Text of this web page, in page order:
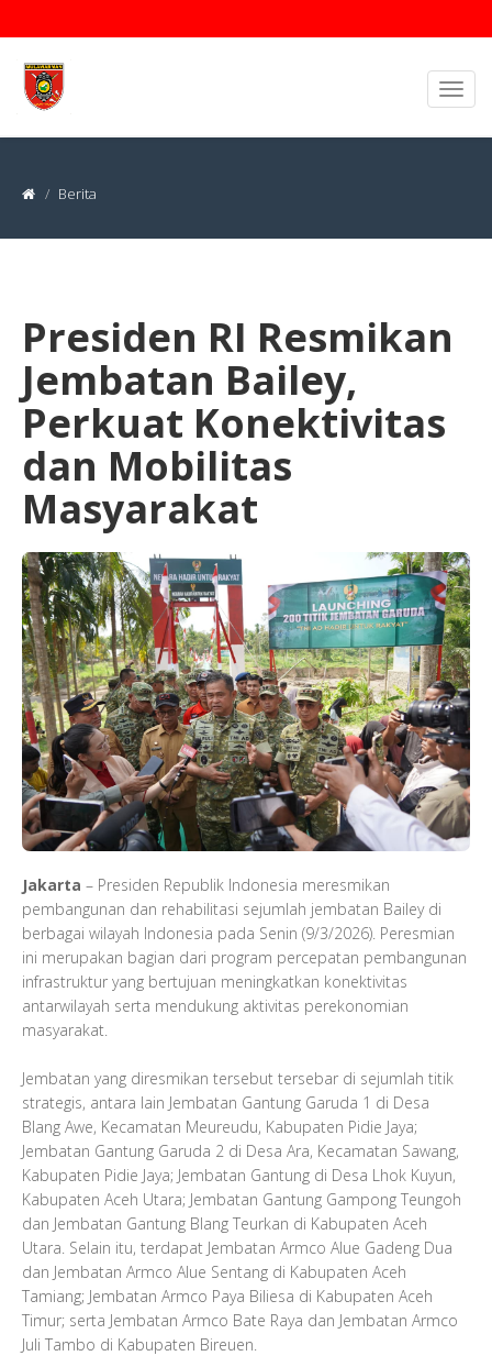
Berita
Presiden RI Resmikan
Jembatan Bailey,
Perkuat Konektivitas
dan Mobilitas
Masyarakat
Jakarta – Presiden Republik Indonesia meresmikan
pembangunan dan rehabilitasi sejumlah jembatan Bailey di
berbagai wilayah Indonesia pada Senin (9/3/2026). Peresmian
ini merupakan bagian dari program percepatan pembangunan
infrastruktur yang bertujuan meningkatkan konektivitas
antarwilayah serta mendukung aktivitas perekonomian
masyarakat.
Jembatan yang diresmikan tersebut tersebar di sejumlah titik
strategis, antara lain Jembatan Gantung Garuda 1 di Desa
Blang Awe, Kecamatan Meureudu, Kabupaten Pidie Jaya;
Jembatan Gantung Garuda 2 di Desa Ara, Kecamatan Sawang,
Kabupaten Pidie Jaya; Jembatan Gantung di Desa Lhok Kuyun,
Kabupaten Aceh Utara; Jembatan Gantung Gampong Teungoh
dan Jembatan Gantung Blang Teurkan di Kabupaten Aceh
Utara. Selain itu, terdapat Jembatan Armco Alue Gadeng Dua
dan Jembatan Armco Alue Sentang di Kabupaten Aceh
Tamiang; Jembatan Armco Paya Biliesa di Kabupaten Aceh
Timur; serta Jembatan Armco Bate Raya dan Jembatan Armco
Juli Tambo di Kabupaten Bireuen.